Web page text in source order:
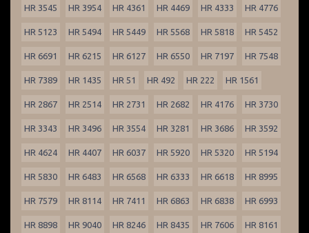
HR 3545 HR 3954 HR 4361 HR 4469 HR 4333 HR 4776
HR 5123 HR 5494 HR 5449 HR 5568 HR 5818 HR 5452
HR 6691 HR 6215 HR 6127 HR 6550 HR 7197 HR 7548
HR 7389 HR 1435 HR 51 HR 492 HR 222 HR 1561
HR 2867 HR 2514 HR 2731 HR 2682 HR 4176 HR 3730
HR 3343 HR 3496 HR 3554 HR 3281 HR 3686 HR 3592
HR 4624 HR 4407 HR 6037 HR 5920 HR 5320 HR 5194
HR 5830 HR 6483 HR 6568 HR 6333 HR 6618 HR 8995
HR 7579 HR 8114 HR 7411 HR 6863 HR 6838 HR 6993
HR 8898 HR 9040 HR 8246 HR 8435 HR 7606 HR 8161